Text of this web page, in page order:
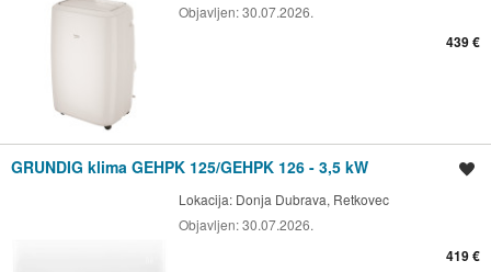
Objavljen:30.07.2026.
439 €
GRUNDIG klima GEHPK 125/GEHPK 126 - 3,5 kW
Lokacija: Donja Dubrava, Retkovec
Objavljen:30.07.2026.
419 €